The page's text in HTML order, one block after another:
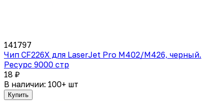
141797
Чип CF226X для LaserJet Pro M402/M426, черный.
Ресурс 9000 стр
18 ₽
В наличии: 100+ шт
Купить